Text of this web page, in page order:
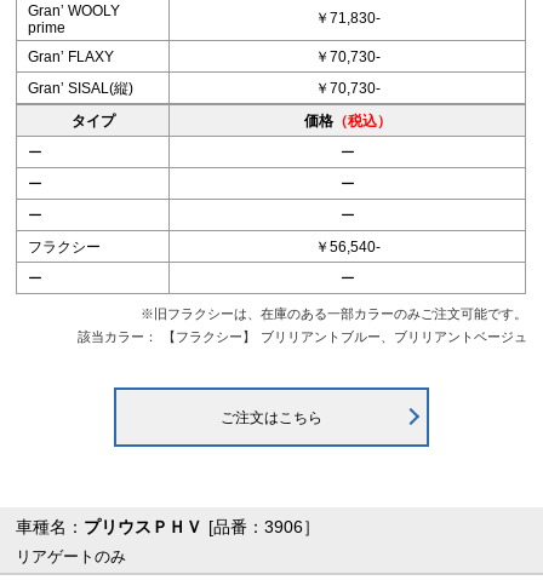
Granʼ WOOLY
prime
￥71,830-
Granʼ FLAXY
￥70,730-
Granʼ SISAL(縦)
￥70,730-
タイプ
価格（税込）
ー
ー
ー
ー
ー
ー
フラクシー
￥56,540-
ー
ー
※旧フラクシーは、在庫のある一部カラーのみご注文可能です。
該当カラー：
【フラクシー】 ブリリアントブルー、ブリリアントベージュ
ご注文はこちら
車種名： プリウスＰＨＶ [品番：3906］
リアゲートのみ